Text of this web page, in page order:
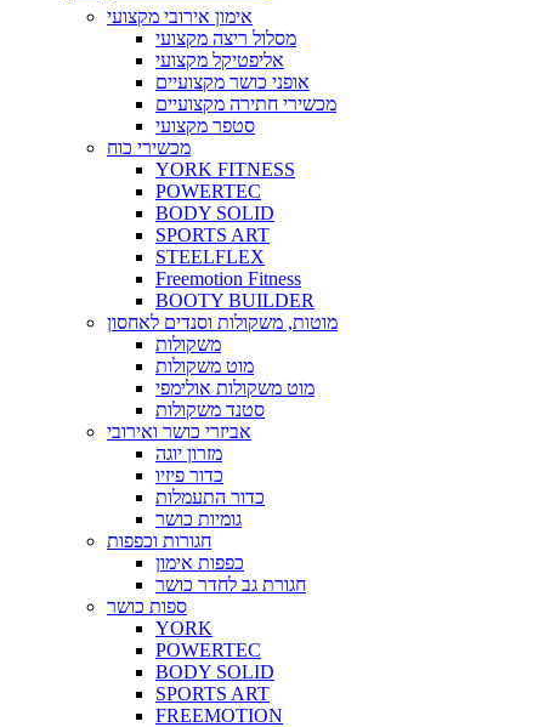
אימון אירובי מקצועי
מסלול ריצה מקצועי
אליפטיקל מקצועי
אופני כושר מקצועיים
מכשירי חתירה מקצועיים
סטפר מקצועי
מכשירי כוח
YORK FITNESS
POWERTEC
BODY SOLID
SPORTS ART
STEELFLEX
Freemotion Fitness
BOOTY BUILDER
מוטות, משקולות וסנדים לאחסון
משקולות
מוט משקולות
מוט משקולות אולימפי
סטנד משקולות
אביזרי כושר ואירובי
מזרון יוגה
כדור פיזיו
כדור התעמלות
גומיות כושר
חגורות וכפפות
כפפות אימון
חגורת גב לחדר כושר
ספות כושר
YORK
POWERTEC
BODY SOLID
SPORTS ART
FREEMOTION